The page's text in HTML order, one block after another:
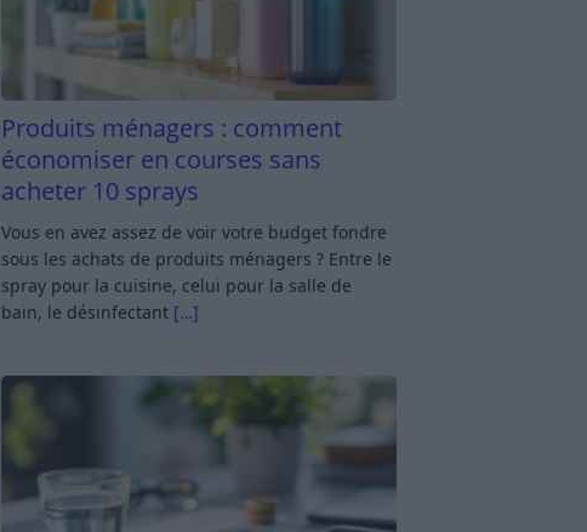
Produits ménagers : comment
économiser en courses sans
acheter 10 sprays
Vous en avez assez de voir votre budget fondre
sous les achats de produits ménagers ? Entre le
spray pour la cuisine, celui pour la salle de
bain, le désinfectant […]